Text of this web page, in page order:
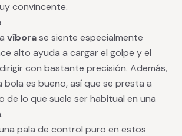
convincente.
víborase siente especialmente
alto ayuda a cargar el golpe y el
con bastante precisión. Además,
bola es bueno, así que se presta a
de lo que suele ser habitual en una
pala de control puro en estos